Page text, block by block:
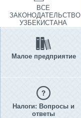
ВСЕ
ЗАКОНОДАТЕЛЬСТВО
УЗБЕКИСТАНА
Малое предприятие
Налоги: Вопросы и
ответы